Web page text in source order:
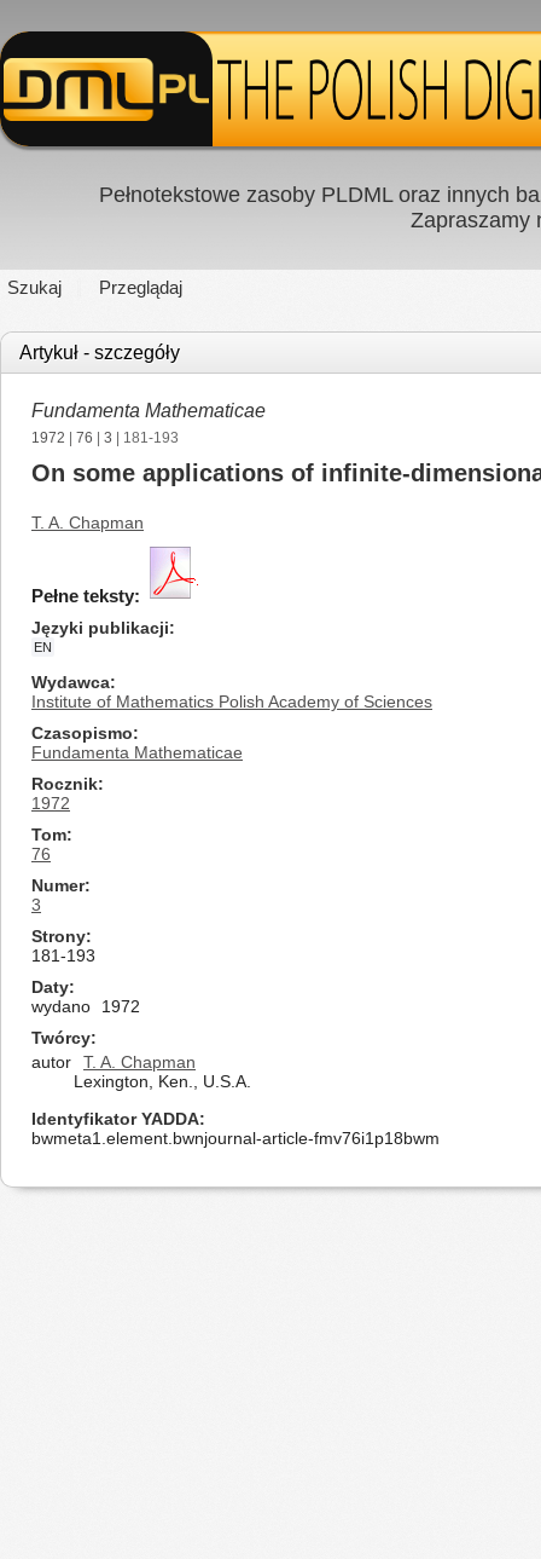
Pełnotekstowe zasoby PLDML oraz innych
Zapraszamy
Szukaj Przeglądaj
Artykuł - szczegóły
Fundamenta Mathematicae
1972 76 3 | 181-193
On some applications of infinite-
T. A. Chapman
Pełne teksty:
Języki publikacji
EN
Wydawca
Institute of Mathematics Polish Academy of Sciences
Czasopismo
Fundamenta Mathematicae
Rocznik
1972
Tom
76
Numer
3
Strony
181-193
Daty
wydano
1972
Twórcy
autor
T. A. Chapman
Lexington, Ken., U.S.A.
Identyfikator YADDA
bwmeta1.element.bwnjournal-article-fmv76i1p18bwm